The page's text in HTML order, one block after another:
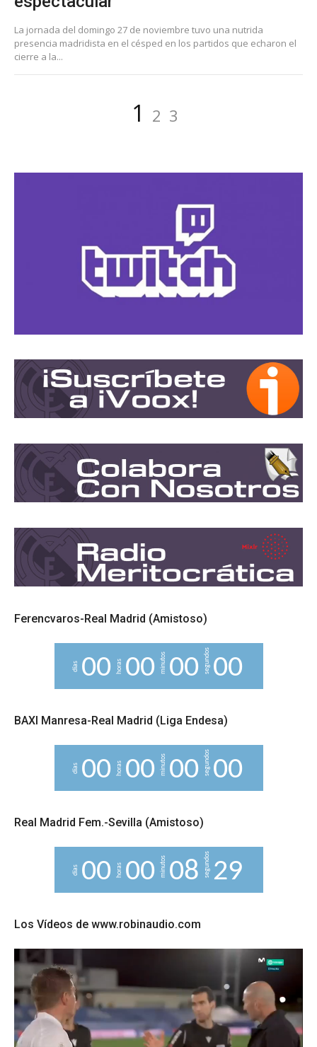
La jornada del domingo 27 de noviembre tuvo una nutrida
presencia madridista en el césped en los partidos que echaron el
cierre a la...
Página
1 Página
2 Página
3
Ferencvaros-Real Madrid (Amistoso)
días 00 horas 00 minutos 00segundos00
BAXI Manresa-Real Madrid (Liga Endesa)
días 00 horas 00 minutos 00segundos00
Real Madrid Fem.-Sevilla (Amistoso)
días 00 horas 00 minutos 08 segundos28
9
Los Vídeos de www.robinaudio.com